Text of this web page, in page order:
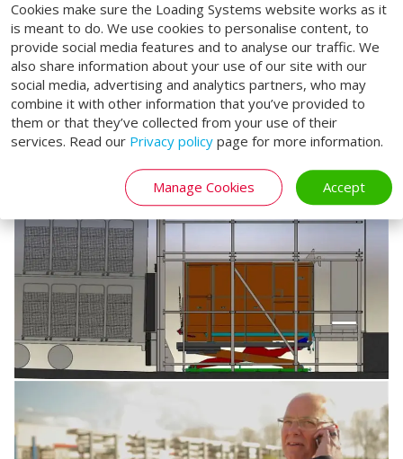
Cookies make sure the Loading Systems website works as it
is meant to do. We use cookies to personalise content, to
provide social media features and to analyse our traffic. We
also share information about your use of our site with our
social media, advertising and analytics partners, who may
combine it with other information that you’ve provided to
them or that they’ve collected from your use of their
services. Read our Privacy policy page for more information.
Manage Cookies Accept